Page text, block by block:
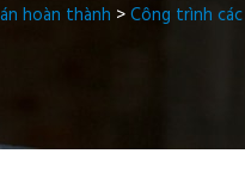
hoàn thành >Công trình